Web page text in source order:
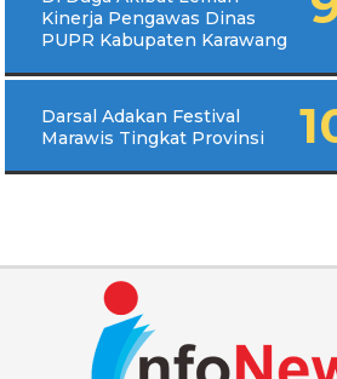
Kinerja Pengawas Dinas
PUPR Kabupaten Karawang
Darsal Adakan Festival
Marawis Tingkat Provinsi